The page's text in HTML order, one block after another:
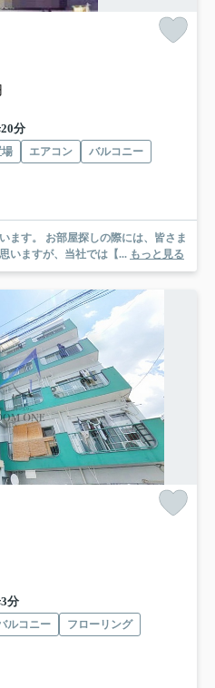
分
エアコン
バルコニー
は、皆さま
いますが、当社では【... もっと見る
分
ルコニー
フローリング